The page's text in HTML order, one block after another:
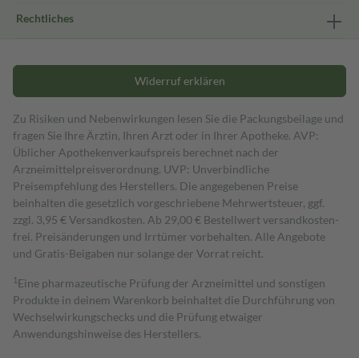
Rechtliches
Widerruf erklären
Zu Risiken und Nebenwirkungen lesen Sie die Packungsbeilage und
fragen Sie Ihre Ärztin, Ihren Arzt oder in Ihrer Apotheke. AVP:
Üblicher Apothekenverkaufspreis berechnet nach der
Arzneimittelpreisverordnung. UVP: Unverbindliche
Preisempfehlung des Herstellers. Die angegebenen Preise
beinhalten die gesetzlich vorgeschriebene Mehrwertsteuer, ggf.
zzgl. 3,95 € Versandkosten. Ab 29,00 € Bestell­wert versand­kosten­
frei. Preisänderungen und Irrtümer vorbehalten. Alle Angebote
und Gratis-Beigaben nur solange der Vorrat reicht.
1 Eine pharmazeutische Prüfung der Arzneimittel und sonstigen
Produkte in deinem Warenkorb beinhaltet die Durchführung von
Wechselwirkungschecks und die Prüfung etwaiger
Anwendungshinweise des Herstellers.